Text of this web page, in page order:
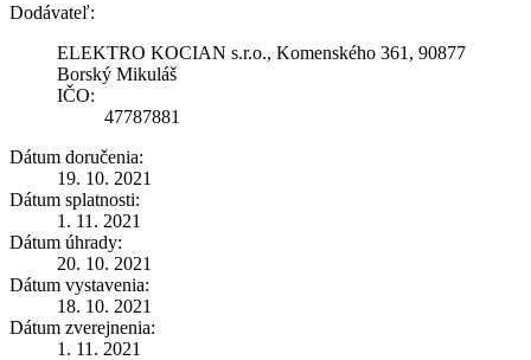
Dodávateľ:
ELEKTRO KOCIAN s.r.o., Komenského 361, 90877
Borský Mikuláš
IČO:
47787881
Dátum doručenia:
19. 10. 2021
Dátum splatnosti:
1. 11. 2021
Dátum úhrady:
20. 10. 2021
Dátum vystavenia:
18. 10. 2021
Dátum zverejnenia:
1. 11. 2021